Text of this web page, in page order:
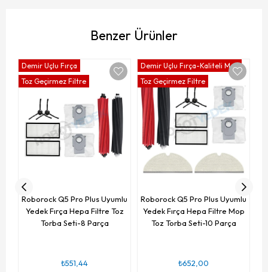
Benzer Ürünler
Roborock Q5 Pro Plus Uyumlu
Yedek Fırça Hepa Filtre Toz
Torba Seti-8 Parça
₺551,44
Demir Uçlu Fırça
Toz Geçirmez Filtre
Roborock Q5 Pro Plus Uyumlu
Yedek Fırça Hepa Filtre Mop
Toz Torba Seti-10 Parça
₺652,00
Demir Uçlu Fırça-Kaliteli Mop
Toz Geçirmez Filtre